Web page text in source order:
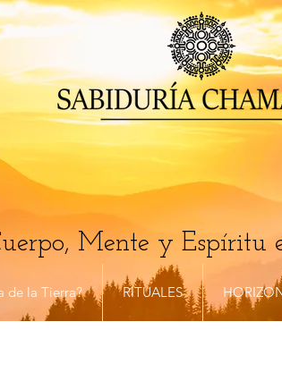
Mente y Espíritu
de la Tierra? RITUALES